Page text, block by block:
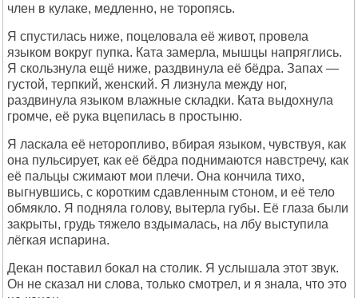
член в кулаке, медленно, не торопясь.
Я спустилась ниже, поцеловала её живот, провела
языком вокруг пупка. Ката замерла, мышцы напряглись.
Я скользнула ещё ниже, раздвинула её бёдра. Запах —
густой, терпкий, женский. Я лизнула между ног,
раздвинула языком влажные складки. Ката выдохнула
громче, её рука вцепилась в простыню.
Я ласкала её неторопливо, вбирая языком, чувствуя, как
она пульсирует, как её бёдра поднимаются навстречу, как
её пальцы сжимают мои плечи. Она кончила тихо,
выгнувшись, с коротким сдавленным стоном, и её тело
обмякло. Я подняла голову, вытерла губы. Её глаза были
закрыты, грудь тяжело вздымалась, на лбу выступила
лёгкая испарина.
Декан поставил бокал на столик. Я услышала этот звук.
Он не сказал ни слова, только смотрел, и я знала, что это